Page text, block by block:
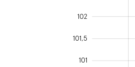
101
101,5
102